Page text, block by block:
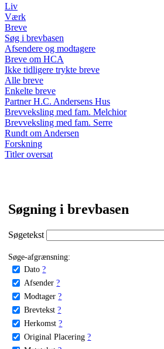
Liv
Værk
Breve
Søg i brevbasen
Afsendere og modtagere
Breve om HCA
Ikke tidligere trykte breve
Alle breve
Enkelte breve
Partner H.C. Andersens Hus
Brevveksling med fam. Melchior
Brevveksling med fam. Serre
Rundt om Andersen
Forskning
Titler oversat
Søgning i brevbasen
Søgetekst
Søge-afgrænsning:
Dato ?
Afsender ?
Modtager ?
Brevtekst ?
Herkomst ?
Original Placering ?